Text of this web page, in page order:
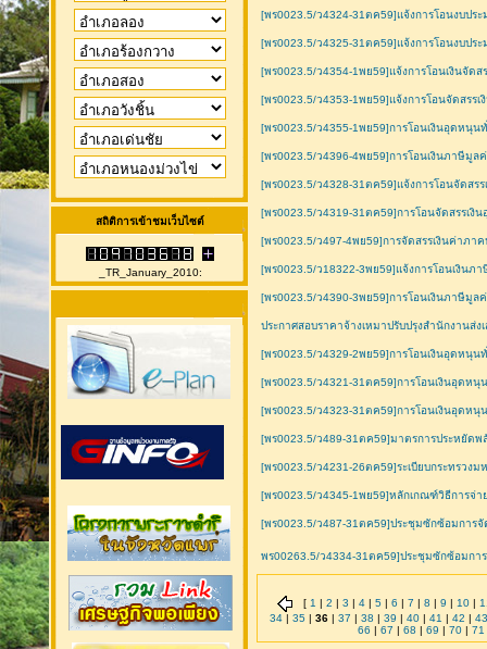
สถิติการเข้าชมเว็บไซต์
_TR_January_2010:
[พร0023.5/ว4324-31ตค59]แจ้งการโอนงบป
[พร0023.5/ว4325-31ตค59]แจ้งการโอนงบป
[พร0023.5/ว4354-1พย59]แจ้งการโอนเงินจั
[พร0023.5/ว4353-1พย59]แจ้งการโอนจัดสรร
[พร0023.5/ว4355-1พย59]การโอนเงินอุดหนุ
[พร0023.5/ว4396-4พย59]การโอนเงินภาษีมู
[พร0023.5/ว4328-31ตค59]แจ้งการโอนจัดสร
[พร0023.5/ว4319-31ตค59]การโอนจัดสรรเ
[พร0023.5/ว497-4พย59]การจัดสรรเงินค่าภา
[พร0023.5/ว18322-3พย59]แจ้งการโอนเงินภ
[พร0023.5/ว4390-3พย59]การโอนเงินภาษีมู
ประกาศสอบราคาจ้างเหมาปรับปรุงสำนักงานส่
[พร0023.5/ว4329-2พย59]การโอนเงินอุดหนุ
[พร0023.5/ว4321-31ตค59]การโอนเงินอุดหนุ
[พร0023.5/ว4323-31ตค59]การโอนเงินอุดห
[พร0023.5/ว489-31ตค59]มาตรการประหยัดพ
[พร0023.5/ว4231-26ตค59]ระเบียบกระทรวง
[พร0023.5/ว4345-1พย59]หลักเกณฑ์วิธีการจ่า
[พร0023.5/ว487-31ตค59]ประชุมซักซ้อมการ
พร00263.5/ว4334-31ตค59]ประชุมซักซ้อมกา
[ 1 | 2 | 3 | 4| 5| 6 | 7 | 8 | 9 | 10|
34 | 35 | 36 | 37 | 38 | 39 | 40 | 41 | 42 | 43
66 | 67 | 68 | 69 | 70| 71